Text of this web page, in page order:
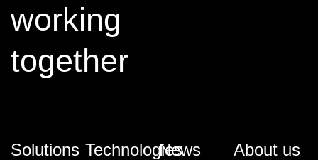
working
together
Solutions Technologies
News About us